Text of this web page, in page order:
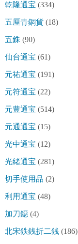
乾隆通宝 (334)
五厘青銅貨 (18)
五銖 (90)
仙台通宝 (61)
元祐通宝 (191)
元符通宝 (22)
元豊通宝 (514)
元通通宝 (15)
光中通宝 (12)
光緒通宝 (281)
切手使用品 (2)
利用通宝 (48)
加刀鐚 (4)
北宋鉄銭折二銭 (186)